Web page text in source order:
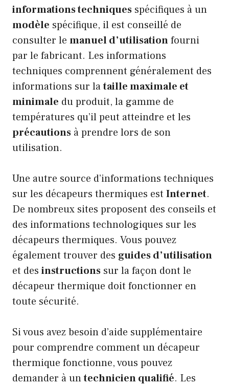
informations techniques spécifiques à un
modèle spécifique, il est conseillé de
consulter le manuel d’utilisationfourni
par le fabricant. Les informations
techniques comprennent généralement des
informations sur lataille maximale et
minimale du produit, la gamme de
températures qu’il peut atteindre et les
précautions à prendre lors de son
utilisation.
Une autre source d’informations techniques
sur les décapeurs thermiques est Internet.
De nombreux sites proposent des conseils et
des informations technologiques sur les
décapeurs thermiques. Vous pouvez
également trouver des guides d’utilisation
et des instructions sur la façon dont le
décapeur thermique doit fonctionner en
toute sécurité.
Si vous avez besoin d’aide supplémentaire
pour comprendre comment un décapeur
thermique fonctionne, vous pouvez
demander à untechnicien qualifié. Les